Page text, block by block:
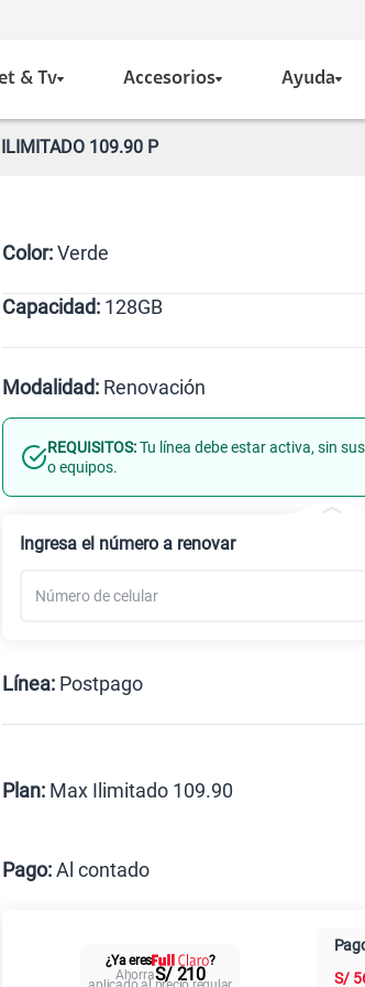
& Tv Accesorios Ayuda
109.90 P
Color:Verde
Verde
Capacidad: 128GB
Modalidad: Renovación
Línea Nueva Portabilidad
REQUISITOS:Tu línea debe estar activa, sin
o equipos.
Ingresa el número a renovar
Línea: Postpago
Plan: Max Ilimitado 109.90
Pago:Al contado
Cuotas
¿Ya eres
?
AhorraS/ 210
S/